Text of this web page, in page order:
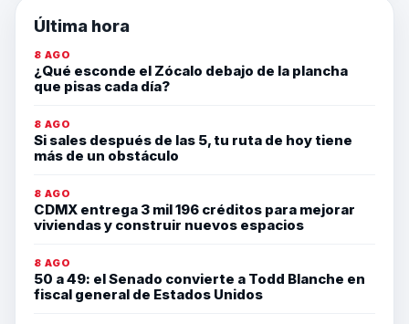
Última hora
8 AGO
¿Qué esconde el Zócalo debajo de la plancha
que pisas cada día?
8 AGO
Si sales después de las 5, tu ruta de hoy tiene
más de un obstáculo
8 AGO
CDMX entrega 3 mil 196 créditos para mejorar
viviendas y construir nuevos espacios
8 AGO
50 a 49: el Senado convierte a Todd Blanche en
fiscal general de Estados Unidos